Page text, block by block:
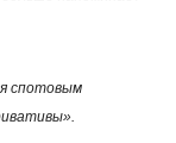
спотовым